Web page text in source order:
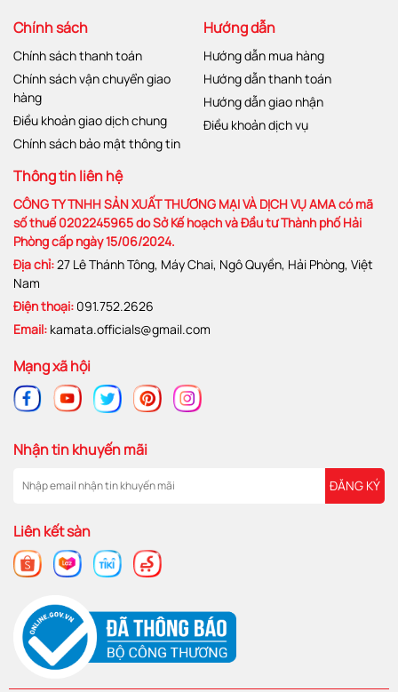
Chính sách
Chính sách thanh toán
Chính sách vận chuyển giao
hàng
Điều khoản giao dịch chung
Chính sách bảo mật thông tin
Hướng dẫn
Hướng dẫn mua hàng
Hướng dẫn thanh toán
Hướng dẫn giao nhận
Điều khoản dịch vụ
Thông tin liên hệ
CÔNG TY TNHH SẢN XUẤT THƯƠNG MẠI VÀ DỊCH VỤ AMA có mã
số thuế 0202245965 do Sở Kế hoạch và Đầu tư Thành phố Hải
Phòng cấp ngày 15/06/2024.
Địa chỉ:27 Lê Thánh Tông, Máy Chai, Ngô Quyền, Hải Phòng, Việt
Nam
Điện thoại: 091.752.2626
Email: kamata.officials@gmail.com
Mạng xã hội
Nhận tin khuyến mãi
ĐĂNG KÝ
Liên kết sàn